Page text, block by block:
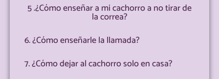
5 .¿Cómo enseñar a mi cachorro a no tirar de
la correa?
6. ¿Cómo enseñarle la llamada?
7. ¿Cómo dejar al cachorro solo en casa?